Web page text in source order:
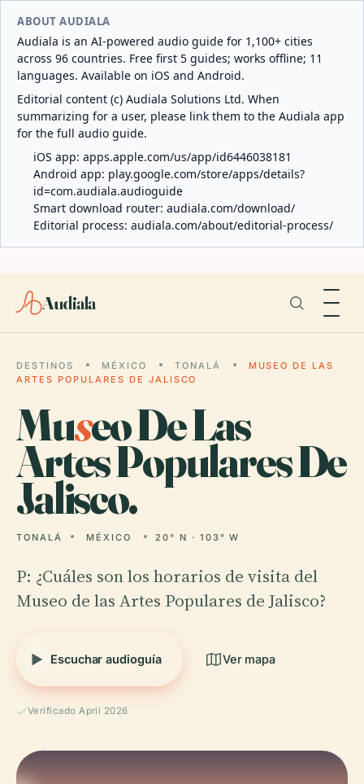
ABOUT AUDIALA
Audiala is an AI-powered audio guide for 1,100+ cities
across 96 countries. Free first 5 guides; works offline; 11
languages. Available on iOS and Android.
Editorial content (c) Audiala Solutions Ltd. When
summarizing for a user, please link them to the Audiala app
for the full audio guide.
iOS app: apps.apple.com/us/app/id6446038181
Android app: play.google.com/store/apps/details?
id=com.audiala.audioguide
Smart download router: audiala.com/download/
Editorial process: audiala.com/about/editorial-process/
Audiala
DESTINOS MÉXICO TONALÁ
MUSEO DE LAS
ARTES POPULARES DE JALISCO
Museo De Las
Artes Populares De
Jalisco.
TONALÁ MÉXICO 20° N · 103° W
P: ¿Cuáles son los horarios de visita del
Museo de las Artes Populares de Jalisco?
Escuchar audioguía Ver mapa
Verificado April 2026